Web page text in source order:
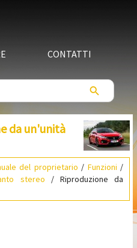
CONTATTI
da un'unità
del proprietario / Funzioni /
stereo / Riproduzione da